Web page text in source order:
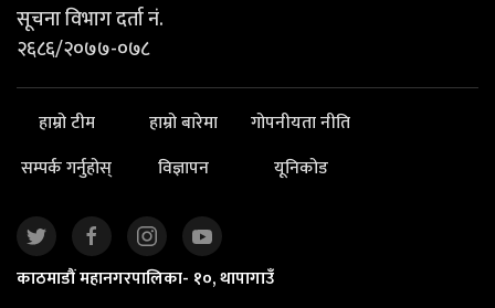
सूचना विभाग दर्ता नं.
२६८६/२०७७-०७८
हाम्रो टीम हाम्रो बारेमा
गोपनीयता नीति
सम्पर्क गर्नुहोस्
विज्ञापन यूनिकोड
काठमाडौं महानगरपालिका- १०, थापागाउँ